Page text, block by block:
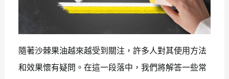
隨著沙棘果油越來越受到關注，許多人對其使用方法
和效果懷有疑問。在這一段落中，我們將解答一些常